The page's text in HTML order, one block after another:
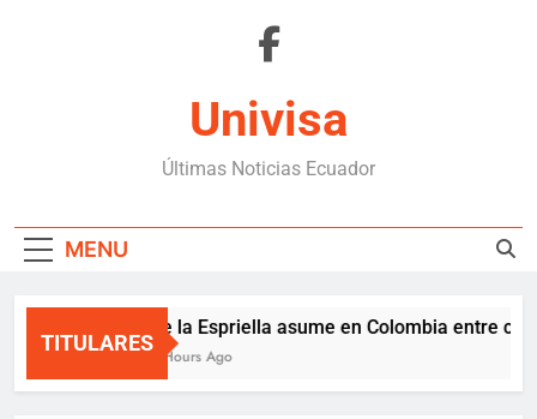
Univisa
Últimas Noticias Ecuador
MENU
TITULARES
De la Espriella asume en Colombia entre
2 Hours Ago